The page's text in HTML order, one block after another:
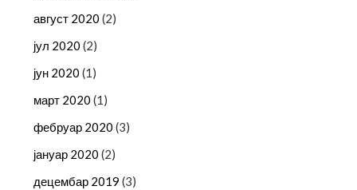
август 2020 (2)
јул 2020 (2)
јун 2020 (1)
март 2020 (1)
фебруар 2020 (3)
јануар 2020 (2)
децембар 2019 (3)